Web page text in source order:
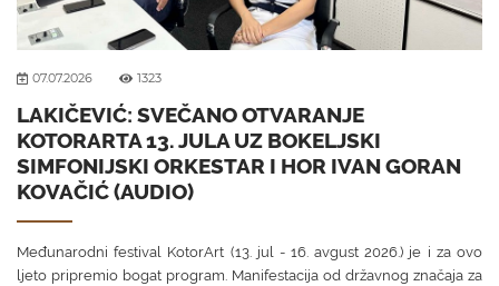
07.07.2026 1323
LAKIČEVIĆ: SVEČANO OTVARANJE
KOTORARTA 13. JULA UZ BOKELJSKI
SIMFONIJSKI ORKESTAR I HOR IVAN GORAN
KOVAČIĆ (AUDIO)
Međunarodni festival KotorArt (13. jul - 16. avgust 2026.) je i za ovo
ljeto pripremio bogat program. Manifestacija od državnog značaja za